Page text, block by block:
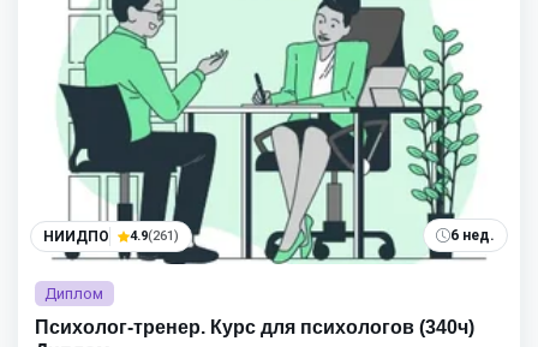
НИИДПО 4.9(261) 6 нед.
Диплом
Психолог-тренер. Курс для психологов (340ч)